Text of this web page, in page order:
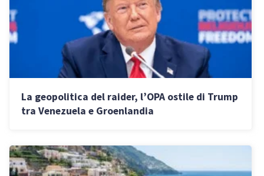
La geopolitica del raider, l’OPA ostile di Trump
tra Venezuela e Groenlandia